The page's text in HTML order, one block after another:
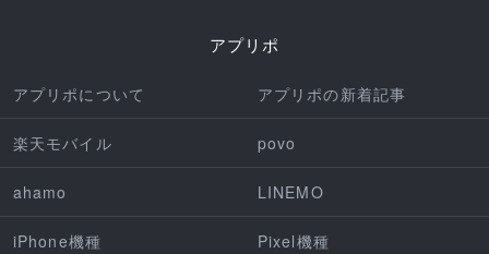
アプリポ
アプリポについて アプリポの新着記事
楽天モバイル povo
ahamo LINEMO
iPhone機種 Pixel機種